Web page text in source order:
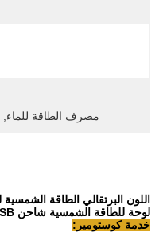
مصرف الطاقة للماء
لوحة للطاقة الشمسية شاحن USB الطاقة الشمسية لوحة الطاقة البنك
خدمة كوستومير: